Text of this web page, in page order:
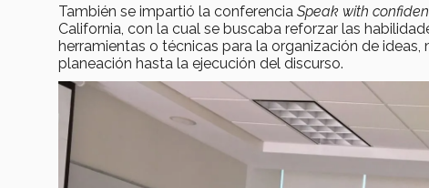
También se impartió la conferencia Speak with
California, con la cual se buscaba reforzar las
herramientas o técnicas para la organización de
planeación hasta la ejecución del discurso.